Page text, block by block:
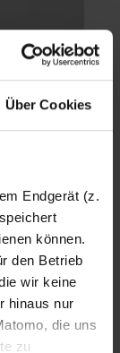
Über Cookies
Endgerät (z.
können.
den Betrieb
wir keine
hinaus nur
die uns
zu